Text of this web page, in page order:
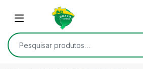
Skip to navigation
Open
Pesquisar por: